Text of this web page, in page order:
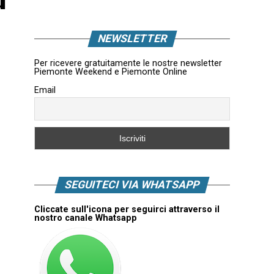
NEWSLETTER
Per ricevere gratuitamente le nostre newsletter
Piemonte Weekend e Piemonte Online
Email
SEGUITECI VIA WHATSAPP
Cliccate sull'icona per seguirci attraverso il
nostro canale Whatsapp